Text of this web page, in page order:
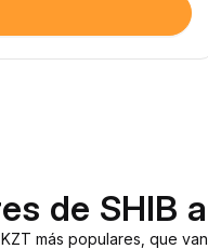
de SHIB
más populares, que